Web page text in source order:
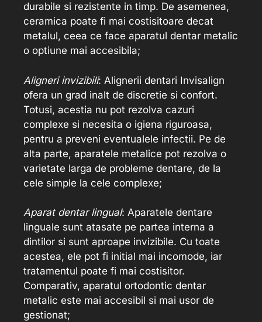
durabile si rezistente in timp. De asemenea,
ceramica poate fi mai costisitoare decat
metalul, ceea ce face aparatul dentar metalic
o optiune mai accesibila;
Aligneri invizibili: Alignerii dentari Invisalign
ofera un grad inalt de discretie si confort.
Totusi, acestia nu pot rezolva cazuri
complexe si necesita o igiena riguroasa,
pentru a preveni eventualele infectii. Pe de
alta parte, aparatele metalice pot rezolva o
varietate larga de probleme dentare, de la
cele simple la cele complexe;
Aparat dentar lingual: Aparatele dentare
linguale sunt atasate pe partea interna a
dintilor si sunt aproape invizibile. Cu toate
acestea, ele pot fi initial mai incomode, iar
tratamentul poate fi mai costisitor.
Comparativ, aparatul ortodontic dentar
metalic este mai accesibil si mai usor de
gestionat;